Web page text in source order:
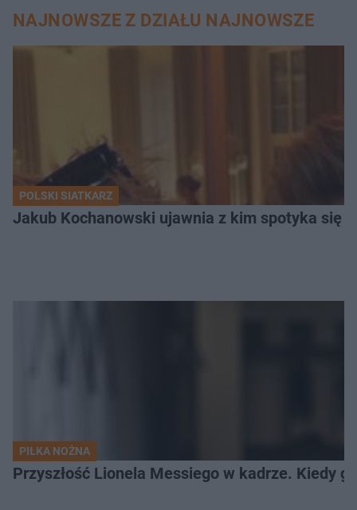
NAJNOWSZE Z DZIAŁU NAJNOWSZE
POLSKI SIATKARZ
Jakub Kochanowski ujawnia z kim spotyka się
PIŁKA NOŻNA
Przyszłość Lionela Messiego w kadrze. Kiedy